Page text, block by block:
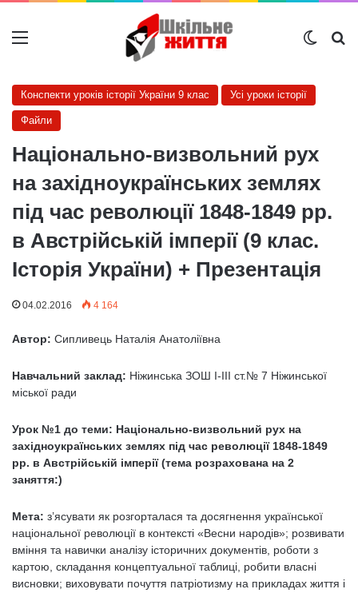
Меню
Конспекти уроків історії України 9 клас Усі уроки історії
Файли
Національно-визвольний рух
на західноукраїнських землях
під час революції 1848-1849 рр.
в Австрійській імперії (9 клас.
Історія України) + Презентація
04.02.2016 4 164
Автор: Сипливець Наталія Анатоліївна
Навчальний заклад: Ніжинська ЗОШ І-ІІІ ст.№ 7 Ніжинської
міської ради
Урок №1 до теми: Національно-визвольний рух на
західноукраїнських землях під час революції 1848-1849
рр. в Австрійській імперії (тема розрахована на 2
заняття:)
Мета: з’ясувати як розгорталася та досягнення української
національної революції в контексті «Весни народів»; розвивати
вміння та навички аналізу історичних документів, роботи з
картою, складання концептуальної таблиці, робити власні
висновки; виховувати почуття патріотизму на прикладах життя і